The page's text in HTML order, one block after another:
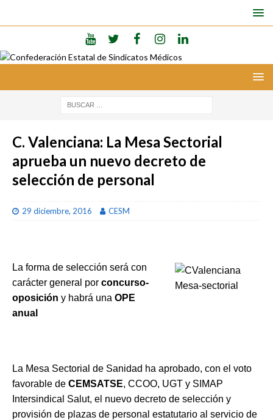
C. Valenciana: La Mesa Sectorial
aprueba un nuevo decreto de
selección de personal
29 diciembre, 2016 CESM
La forma de selección será con
carácter general por concurso-
oposición y habrá una OPE
anual
La Mesa Sectorial de Sanidad ha aprobado, con el voto
favorable de CEMSATSE, CCOO, UGT y SIMAP
Intersindical Salut, el nuevo decreto de selección y
provisión de plazas de personal estatutario al servicio de